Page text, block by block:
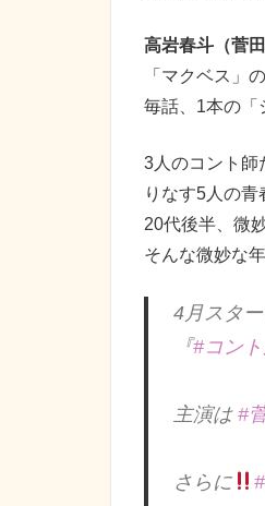
高岩春斗（菅
「マクベス」
毎話、1本の「
3人のコント師
りなす5人の青
20代後半、微
そんな微妙な
4月スタ
『#コン
主演は #
さらに